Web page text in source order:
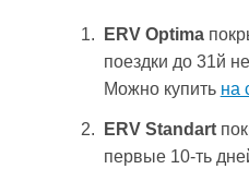
ERV Optima
поездки до 31й
Можно купить на
ERV Standart
первые 10-ть